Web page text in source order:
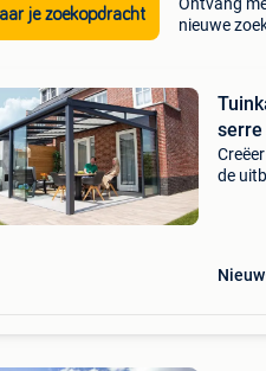
je zoekopdracht
nieuwe
de
Nieuw